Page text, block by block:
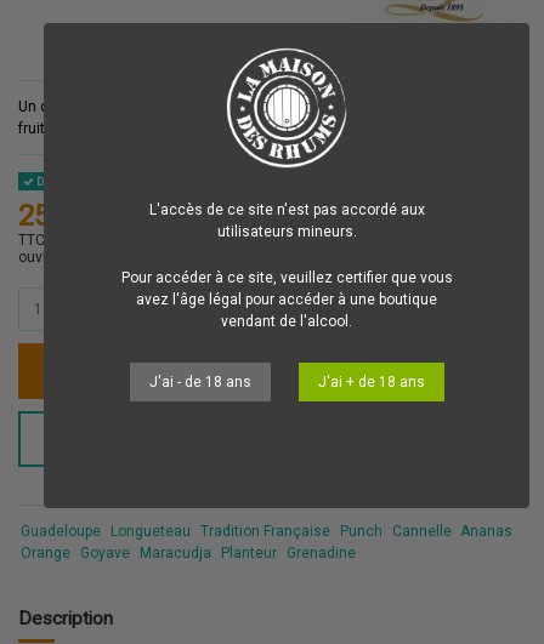
L'accès de ce site n'est pas accordé aux
utilisateurs mineurs.
Pour accéder à ce site, veuillez certifier que vous
avez l'âge légal pour accéder à une boutique
vendant de l'alcool.
J'ai - de 18 ans J'ai + de 18 ans
Un délicieux et véritable Planteur
qui allie la douceur gourmande du jus de
fruit au goût inimitable du
Rhum Agricole Longueteau
Disponible
25,00 €
TTC
Votre commande est préparée dans la journée et expédiée le jour
ouvré suivant.
Ajouter au panier
Guadeloupe Longueteau Tradition Française Punch Cannelle Ananas
Orange
Goyave Maracudja Planteur Grenadine
Description